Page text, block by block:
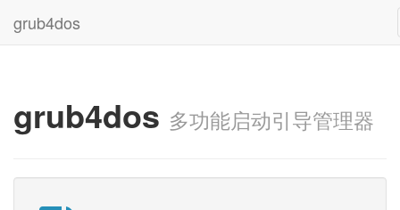
grub4dos
grub4dos 多功能启动引导管理器